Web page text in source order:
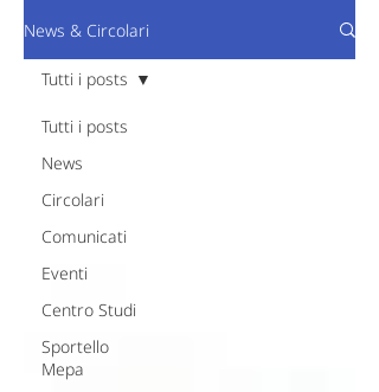
News & Circolari
Tutti i posts
News
Circolari
Comunicati
Eventi
Centro Studi
Sportello
Mepa
Tutti i posts